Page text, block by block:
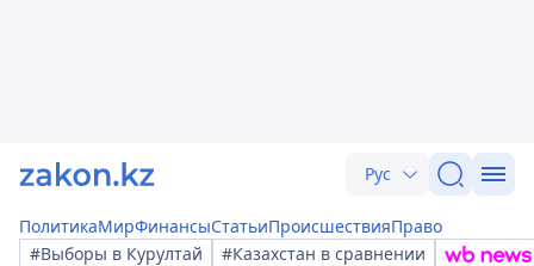
Рус
ПолитикаМирФинансыСтатьиПроисшествияПраво
#Выборы в Курултай
#Казахстан в сравнении